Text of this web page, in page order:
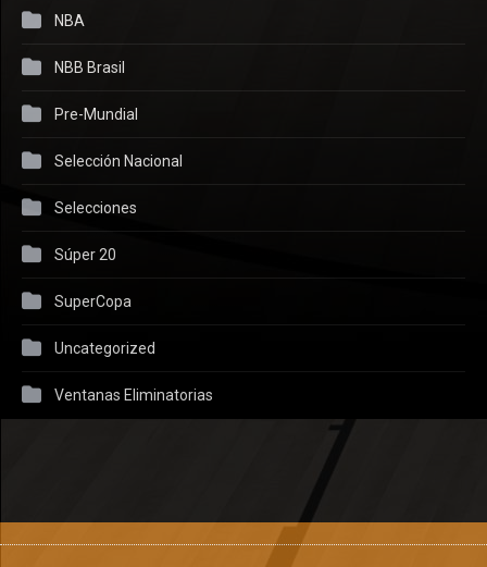
NBA
NBB Brasil
Pre-Mundial
Selección Nacional
Selecciones
Súper 20
SuperCopa
Uncategorized
Ventanas Eliminatorias